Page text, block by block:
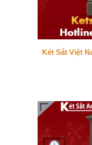
Két Sắt Việt